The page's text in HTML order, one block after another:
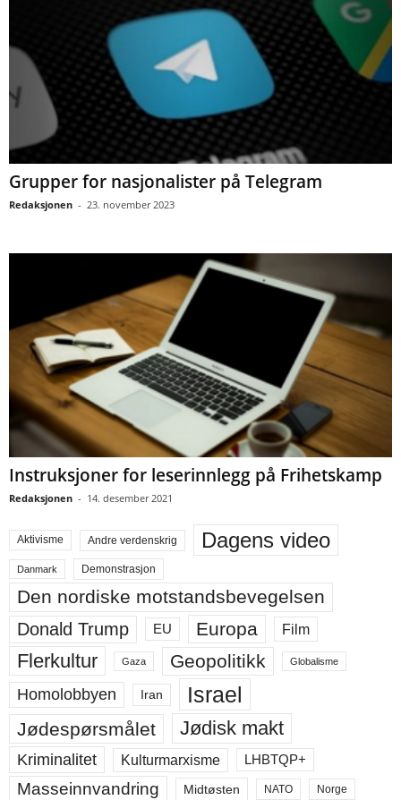
Grupper for nasjonalister på Telegram
Redaksjonen - 23. november 2023
Instruksjoner for leserinnlegg på Frihetskamp
Redaksjonen - 14. desember 2021
Aktivisme Andre verdenskrig Dagens video
Danmark Demonstrasjon
Den nordiske motstandsbevegelsen
Donald Trump EU Europa Film
Flerkultur Gaza Geopolitikk Globalisme
Homolobbyen Iran Israel
Jødespørsmålet Jødisk makt
Kriminalitet Kulturmarxisme LHBTQP+
Masseinnvandring Midtøsten NATO Norge